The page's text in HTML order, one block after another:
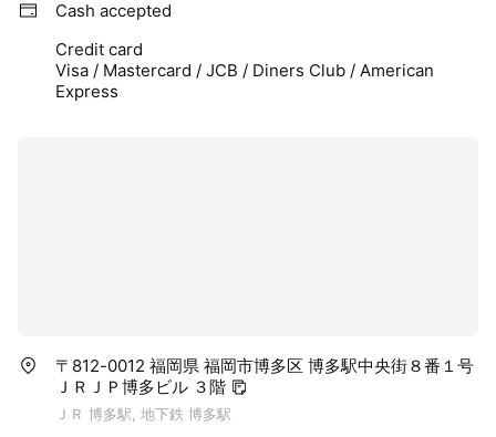
Cash accepted
Credit card
Visa / Mastercard / JCB / Diners Club / American
Express
〒812-0012 福岡県 福岡市博多区 博多駅中央街８番１号
ＪＲＪＰ博多ビル ３階
ＪＲ 博多駅, 地下鉄 博多駅